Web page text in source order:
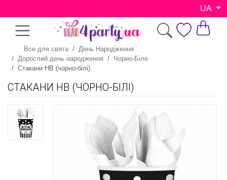
UA
Все для свята
День Народження
Дорослий день народження
Чорно-Біле
Стакани НВ (чорно-білі)
СТАКАНИ НВ (ЧОРНО-БІЛІ)